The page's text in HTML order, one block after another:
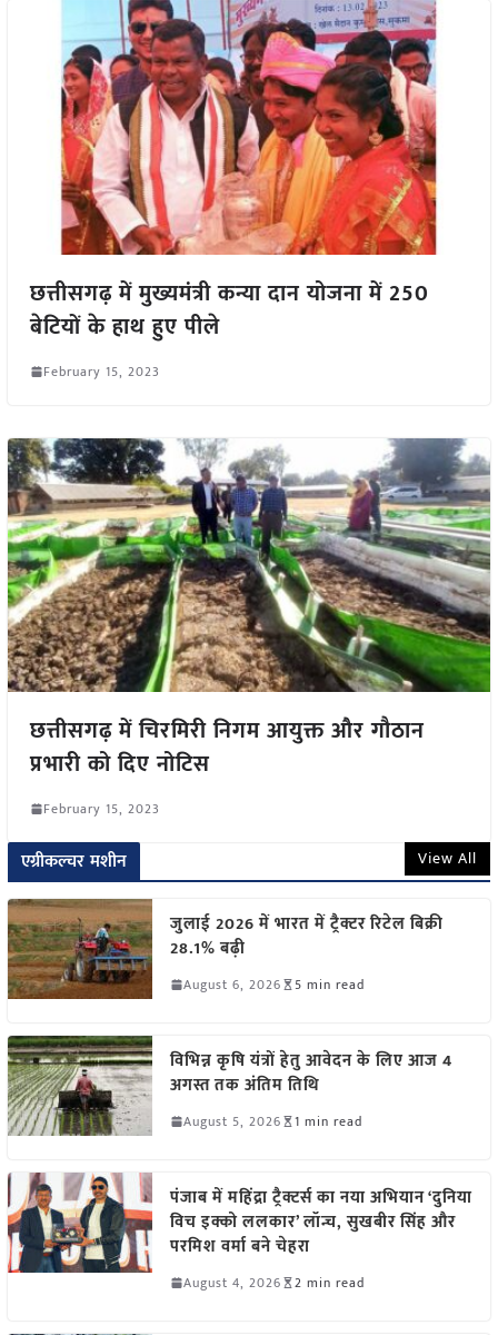
छत्तीसगढ़ में मुख्यमंत्री कन्या दान योजना में 250
बेटियों के हाथ हुए पीले
February 15, 2023
छत्तीसगढ़ में चिरमिरी निगम आयुक्त और गौठान
प्रभारी को दिए नोटिस
February 15, 2023
एग्रीकल्चर मशीन View All
जुलाई 2026 में भारत में ट्रैक्टर रिटेल बिक्री
28.1% बढ़ी
August 6, 2026 5 min read
विभिन्न कृषि यंत्रों हेतु आवेदन के लिए आज 4
अगस्त तक अंतिम तिथि
August 5, 2026 1 min read
पंजाब में महिंद्रा ट्रैक्टर्स का नया अभियान ‘दुनिया
विच इक्को ललकार’ लॉन्च, सुखबीर सिंह और
परमिश वर्मा बने चेहरा
August 4, 2026 2 min read